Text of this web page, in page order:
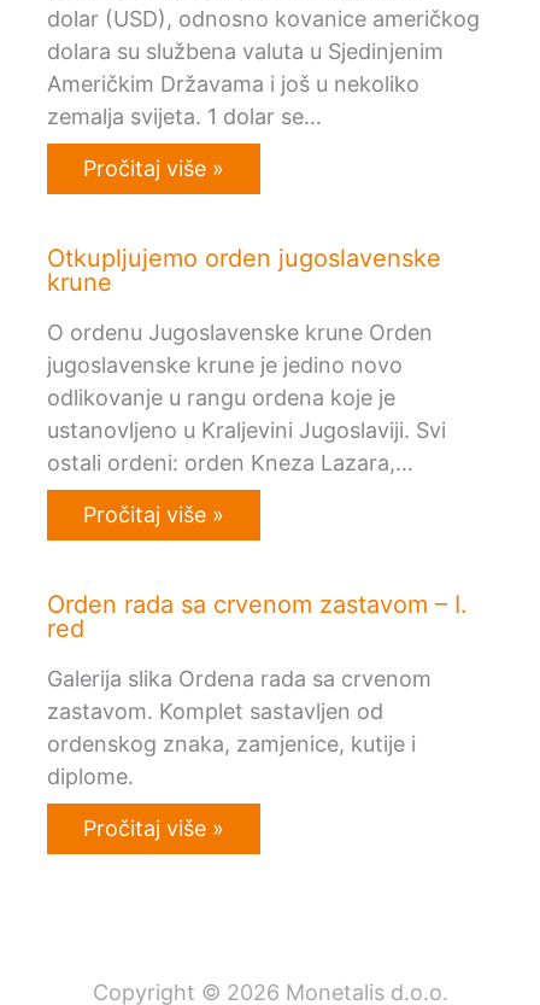
dolar (USD), odnosno kovanice američkog
dolara su službena valuta u Sjedinjenim
Američkim Državama i još u nekoliko
zemalja svijeta. 1 dolar se…
Pročitaj više »
Otkupljujemo orden jugoslavenske
krune
O ordenu Jugoslavenske krune Orden
jugoslavenske krune je jedino novo
odlikovanje u rangu ordena koje je
ustanovljeno u Kraljevini Jugoslaviji. Svi
ostali ordeni: orden Kneza Lazara,…
Pročitaj više »
Orden rada sa crvenom zastavom – I.
red
Galerija slika Ordena rada sa crvenom
zastavom. Komplet sastavljen od
ordenskog znaka, zamjenice, kutije i
diplome.
Pročitaj više »
Copyright © 2026 Monetalis d.o.o.